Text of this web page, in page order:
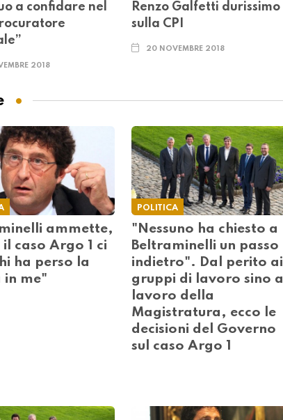
a confidare nel
2018
Renzo Galfetti durissimo
sulla CPI
20 NOVEMBRE 2018
ammette,
caso Argo 1 ci
ha perso la
in me"
POLITICA
"Nessuno ha chiesto a
Beltraminelli un passo
indietro". Dal perito ai
gruppi di lavoro sino al
lavoro della
Magistratura, ecco le
decisioni del Governo
sul caso Argo 1